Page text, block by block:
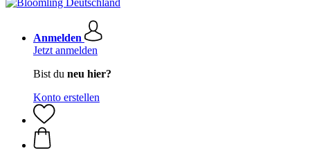
Anmelden
Jetzt anmelden
Bist du neu hier?
Konto erstellen